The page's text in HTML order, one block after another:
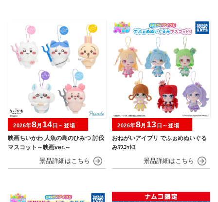
映画ちいかわ 人魚の島のひみつ 討伐
マスコット～映画ver.～
2026年8月 14 日～登場
おねがいアイプリ でふぉめぬいぐる
みﾏｽｺｯﾄ3
2026年8月 13 日～登場